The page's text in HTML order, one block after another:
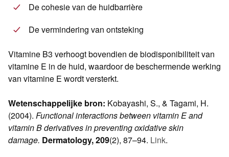
De cohesie van de huidbarrière
De vermindering van ontsteking
Vitamine B3 verhoogt bovendien de biodisponibiliteit van
vitamine E in de huid, waardoor de beschermende werking
van vitamine E wordt versterkt.
Wetenschappelijke bron: Kobayashi, S., & Tagami, H.
(2004). Functional interactions between vitamin E and
vitamin B derivatives in preventing oxidative skin
damage. Dermatology, 209(2), 87–94. Link.